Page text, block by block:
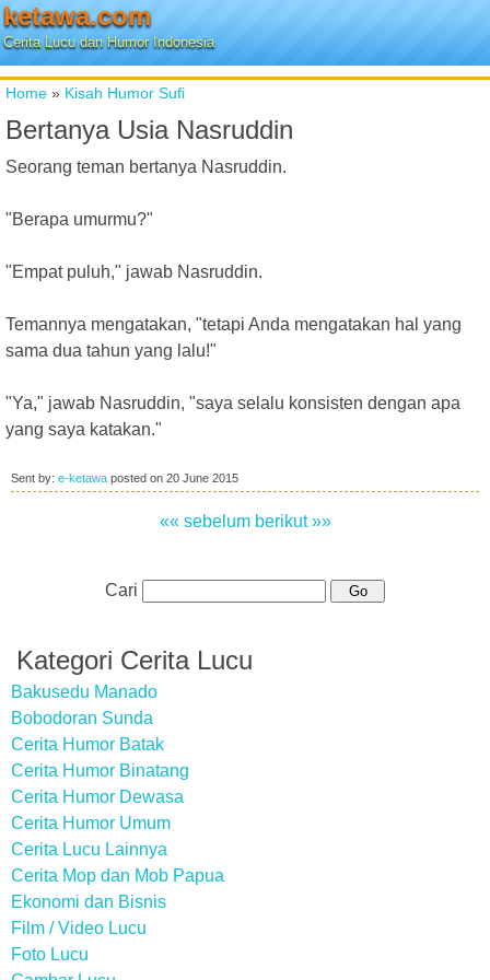
ketawa.com
Cerita Lucu dan Humor Indonesia
Home » Kisah Humor Sufi
Bertanya Usia Nasruddin
Seorang teman bertanya Nasruddin.
"Berapa umurmu?"
"Empat puluh," jawab Nasruddin.
Temannya mengatakan, "tetapi Anda mengatakan hal yang
sama dua tahun yang lalu!"
"Ya," jawab Nasruddin, "saya selalu konsisten dengan apa
yang saya katakan."
Sent by: e-ketawa posted on 20 June 2015
«« sebelum berikut »»
Cari
Kategori Cerita Lucu
Bakusedu Manado
Bobodoran Sunda
Cerita Humor Batak
Cerita Humor Binatang
Cerita Humor Dewasa
Cerita Humor Umum
Cerita Lucu Lainnya
Cerita Mop dan Mob Papua
Ekonomi dan Bisnis
Film / Video Lucu
Foto Lucu